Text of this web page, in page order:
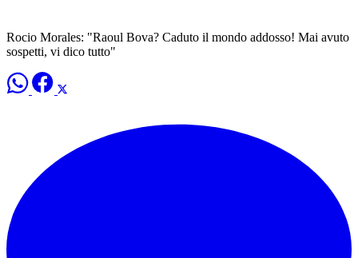
Rocio Morales: "Raoul Bova? Caduto il mondo addosso! Mai avuto
sospetti, vi dico tutto"